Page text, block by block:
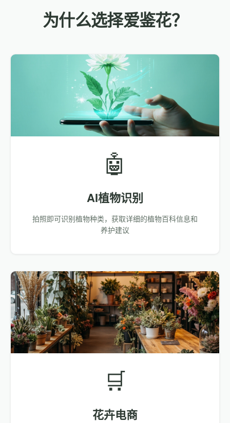
为什么选择爱鉴花？
🤖
AI植物识别
拍照即可识别植物种类，获取详细的植物百科信息和
养护建议
🛒
花卉电商